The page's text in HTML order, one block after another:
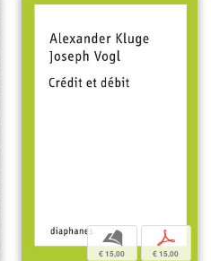
b
€ 15,00
p
€ 15,00